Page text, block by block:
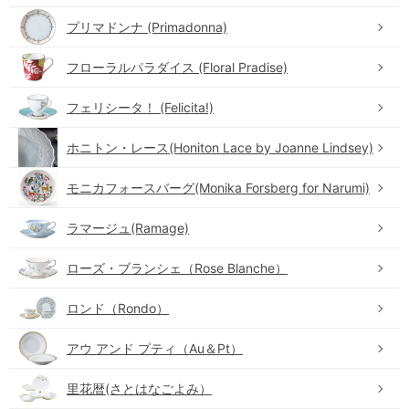
プリマドンナ (Primadonna)
フローラルパラダイス (Floral Pradise)
フェリシータ！ (Felicita!)
ホニトン・レース(Honiton Lace by Joanne Lindsey)
モニカフォースバーグ(Monika Forsberg for Narumi)
ラマージュ(Ramage)
ローズ・ブランシェ（Rose Blanche）
ロンド（Rondo）
アウ アンド プティ（Au＆Pt）
里花暦(さとはなごよみ）